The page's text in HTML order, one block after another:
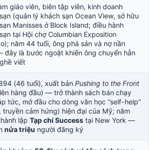
giáo viên, biên tập viên, kinh doanh
(quản lý khách sạn Ocean View, sở hữu
Manisses ở Block Island; điều hành
tại Hội chợ Columbian Exposition
năm 44 tuổi, ông phá sản và nợ nần
đây là bước ngoặt khiến ông chuyển hẳn
viết
(46 tuổi), xuất bản Pushing to the Front
hàng đầu) — trở thành sách bán chạy
tức, mở đầu cho dòng văn học “self-help”
truyền cảm hứng) hiện đại của Mỹ; năm
lập Tạp chí Success tại New York —
nửa triệu người đăng ký